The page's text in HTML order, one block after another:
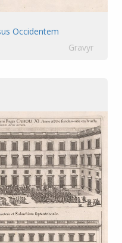
Occidentem
Gravyr